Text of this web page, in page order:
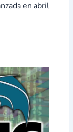
en abril